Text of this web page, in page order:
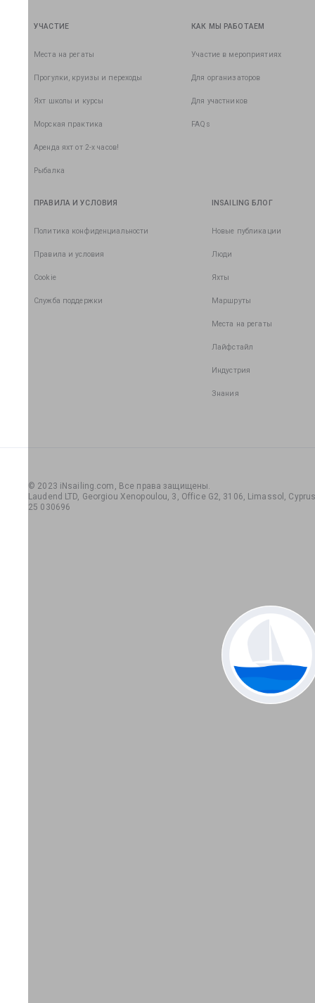
УЧАСТИЕ
Места на регаты
Прогулки, круизы и переходы
Яхт школы и курсы
Морская практика
Аренда яхт от 2-х часов!
Рыбалка
КАК МЫ РАБОТАЕМ
Участие в мероприятиях
Для организаторов
Для участников
FAQs
ПРАВИЛА И УСЛОВИЯ
Политика конфиденциальности
Правила и условия
Cookie
Служба поддержки
INSAILING БЛОГ
Новые публикации
Люди
Яхты
Маршруты
Места на регаты
Лайфстайл
Индустрия
Знания
© 2023 iNsailing.com, Все права защищены.
Laudend LTD, Georgiou Xenopoulou, 3, Office G2, 3106, Limassol,
25 030696